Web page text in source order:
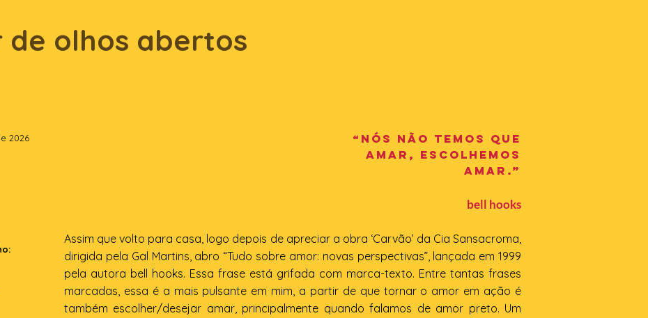
de olhos abertos
2026
“Nós não temos que
amar, escolhemos
amar.”
bell hooks
Assim que volto para casa, logo depois de apreciar a obra ‘Carvão’ da Cia Sansacroma,
dirigida pela Gal Martins, abro “Tudo sobre amor: novas perspectivas”, lançada em 1999
pela autora bell hooks. Essa frase está grifada com marca-texto. Entre tantas frases
marcadas, essa é a mais pulsante em mim, a partir de que tornar o amor em ação é
também escolher/desejar amar, principalmente quando falamos de amor preto. Um